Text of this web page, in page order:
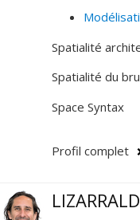
Spatialité
Spatialité du
Space Syntax
Profil complet